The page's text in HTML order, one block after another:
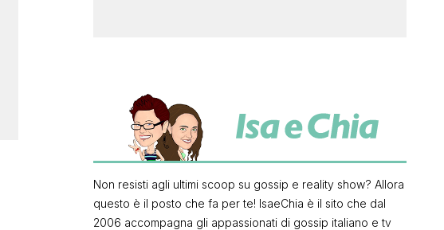
Non resisti agli ultimi scoop su gossip e reality show? Allora
questo è il posto che fa per te! IsaeChia è il sito che dal
2006 accompagna gli appassionati di gossip italiano e tv